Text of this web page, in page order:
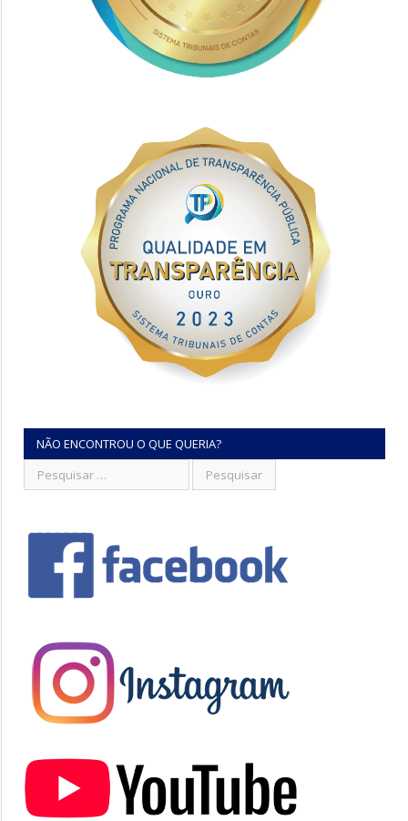
NÃO ENCONTROU O QUE QUERIA?